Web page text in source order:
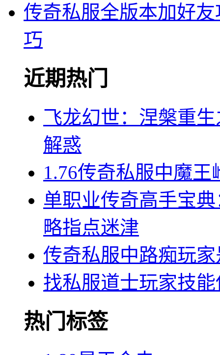
传奇私服全版本加好
巧
近期热门
飞龙幻世：涅槃重
解惑
1.76传奇私服中魔
单职业传奇高手宝
略指点迷津
传奇私服中路痴玩
找私服道士玩家技
热门标签